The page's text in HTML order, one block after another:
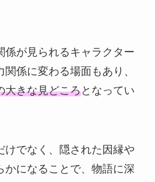
係が見られるキャラクター
係に変わる場面もあり、
大きな見どころとなってい
けでなく、隠された因縁や
かになることで、物語に深